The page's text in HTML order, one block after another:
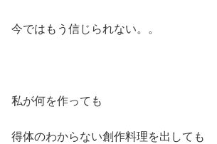
今ではもう信じられない。。
私が何を作っても
得体のわからない創作料理を出しても